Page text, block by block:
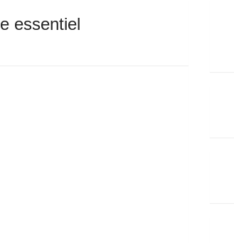
essentiel